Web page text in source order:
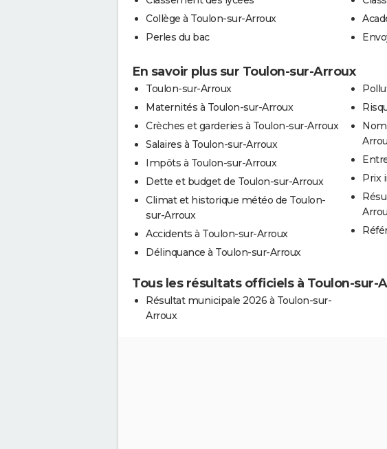
Collège à Toulon-sur-Arroux
Perles du bac
En savoir plus sur Toulon-sur-Arroux
Toulon-sur-Arroux
Maternités à Toulon-sur-Arroux
Crèches et garderies à Toulon-sur-Arroux
Salaires à Toulon-sur-Arroux
Impôts à Toulon-sur-Arroux
Dette et budget de Toulon-sur-Arroux
Climat et historique météo de Toulon-
sur-Arroux
Accidents à Toulon-sur-Arroux
Délinquance à Toulon-sur-Arroux
Prix
Tous les résultats officiels à Toulon-sur-
Résultat municipale 2026 à Toulon-sur-
Arroux